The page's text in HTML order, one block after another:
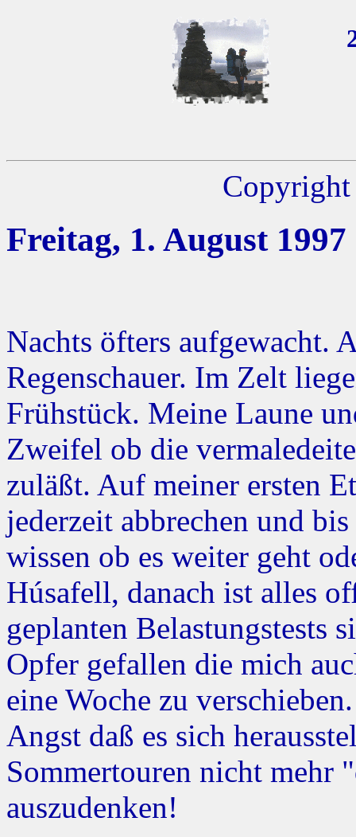
Freitag, 1. August 1997
Nachts öfters aufgewacht.
Regenschauer. Im Zelt
Frühstück. Meine Laune
Zweifel ob die
zuläßt. Auf meiner ersten
jederzeit abbrechen und
wissen ob es weiter geht
Húsafell, danach ist alles
geplanten Belastungstests
Opfer gefallen die mich
eine Woche zu
Angst daß es sich
Sommertouren nicht mehr
auszudenken!